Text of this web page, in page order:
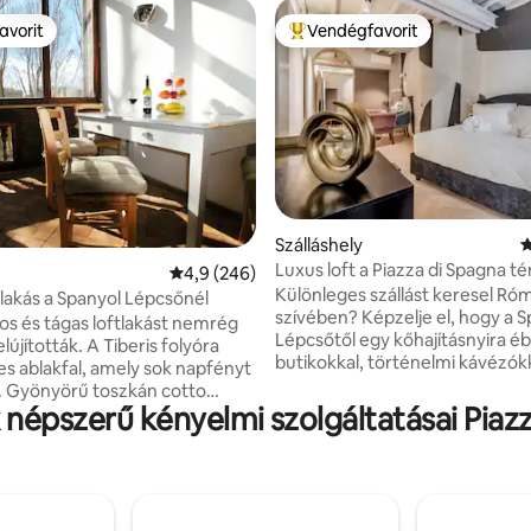
109 vélemény
Átlagos értékelés: 5/4,9, 246 vélemény
4,9 (246)
a Spanyol Lépcsőnél
és tágas loftlakást nemrég
A Tiberis folyóra
ablakfal, amely sok napfényt
Gyönyörű toszkán cotto
dizájnbútorok
Van egy új, teljesen
Kiemelt vendégfavorit
Vendégfavorit
Szálláshely
Luxus loft a Piazza di Spagna
Romecityflats
Különleges szállást keresel
szívében? Képzelje el, hogy a Spanyol
Lépcsőtől egy kőhajításnyira
butikokkal, történelmi
Néhány perc sétával elérheted
kutat, a Piazza Del Popolót és a
kényelmi szolgáltatásai